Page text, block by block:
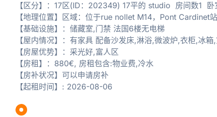
【区分】：17区(ID：202349) 17平的 studio 房间数1
【地理位置】区域：位于rue nollet M14，Pont Cardinet
【基础设施】：储藏室,门禁 法国6楼无电梯
【屋内情况】：有家具 配备沙发床,淋浴,微波炉,衣柜,冰
【房屋优势】：采光好,富人区
【房租】：880€, 房租包含:物业费,冷水
【房补状况】可以申请房补
【起租时间】: 2026-08-06